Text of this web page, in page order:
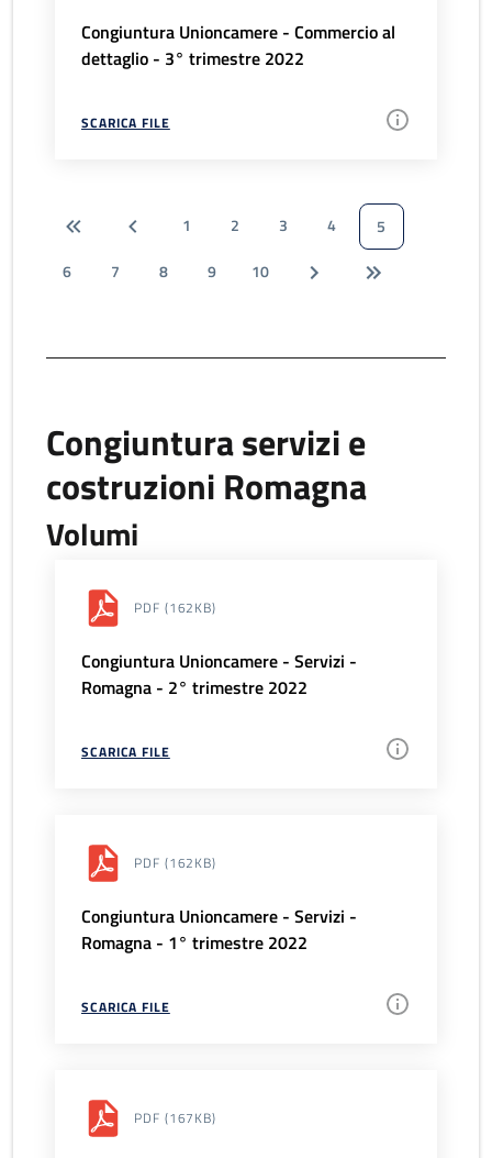
Congiuntura Unioncamere - Commercio al
dettaglio - 3° trimestre 2022
SCARICA FILE
1 2 3 4
5
6
7 8 9 10
Congiuntura servizi e
costruzioni Romagna
Volumi
PDF (162KB)
Congiuntura Unioncamere - Servizi -
Romagna - 2° trimestre 2022
SCARICA FILE
PDF (162KB)
Congiuntura Unioncamere - Servizi -
Romagna - 1° trimestre 2022
SCARICA FILE
PDF (167KB)